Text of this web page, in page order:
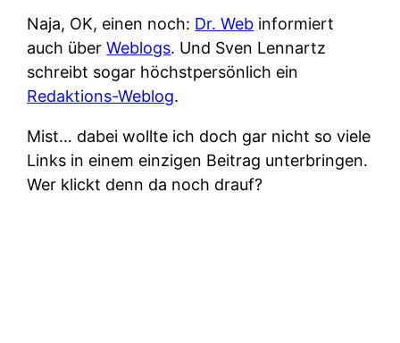
Naja, OK, einen noch: Dr. Web informiert
auch überWeblogs. Und Sven Lennartz
schreibt sogar höchstpersönlich ein
Redaktions-Weblog.
Mist… dabei wollte ich doch gar nicht so viele
Links in einem einzigen Beitrag unterbringen.
Wer klickt denn da noch drauf?